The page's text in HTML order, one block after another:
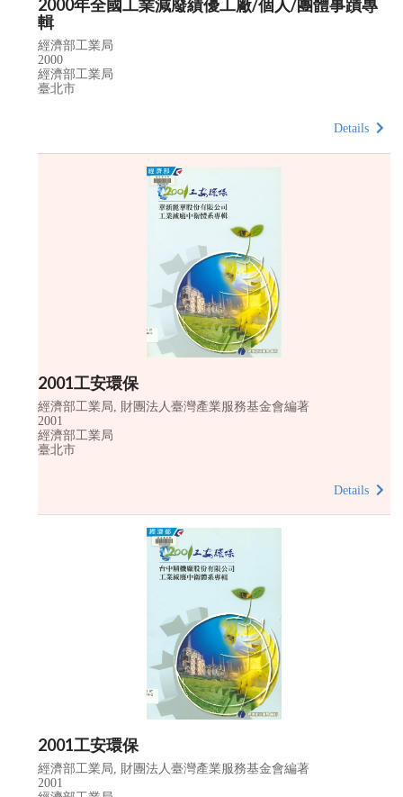
2000年全國工業減廢績優工廠/個人/團體事蹟專
輯
經濟部工業局
2000
經濟部工業局
臺北市
Details
2001工安環保
經濟部工業局, 財團法人臺灣產業服務基金會編著
2001
經濟部工業局
臺北市
Details
2001工安環保
經濟部工業局, 財團法人臺灣產業服務基金會編著
2001